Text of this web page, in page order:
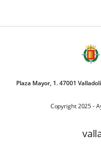
Plaza Mayor, 1. 47001
Copyright 2025 -